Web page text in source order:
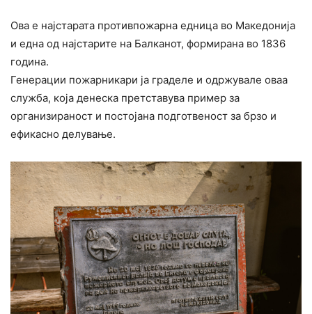
Ова е најстарата противпожарна едница во Македонија
и една од најстарите на Балканот, формирана во 1836
година.
Генерации пожарникари ја граделе и одржувале оваа
служба, која денеска претставува пример за
организираност и постојана подготвеност за брзо и
ефикасно делување.